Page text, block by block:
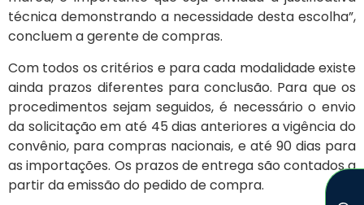
técnica demonstrando a necessidade desta escolha”,
concluem a gerente de compras.
Com todos os critérios e para cada modalidade existe
ainda prazos diferentes para conclusão. Para que os
procedimentos sejam seguidos, é necessário o envio
da solicitação em até 45 dias anteriores a vigência do
convênio, para compras nacionais, e até 90 dias para
as importações. Os prazos de entrega são contados a
partir da emissão do pedido de compra.